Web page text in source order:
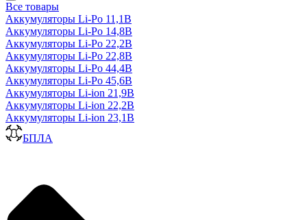
Все товары
Аккумуляторы Li-Po 11,1В
Аккумуляторы Li-Po 14,8В
Аккумуляторы Li-Po 22,2В
Аккумуляторы Li-Po 22,8В
Аккумуляторы Li-Po 44,4В
Аккумуляторы Li-Po 45,6В
Аккумуляторы Li-ion 21,9В
Аккумуляторы Li-ion 22,2В
Аккумуляторы Li-ion 23,1В
БПЛА